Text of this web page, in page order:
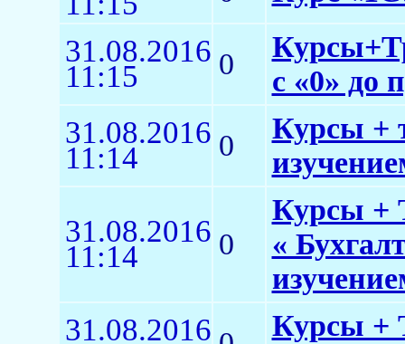
31.08.2016
11:15 0
с «0» до
31.08.2016
11:14 0
Курсы +
31.08.2016
11:14 0
Курсы +
«
31.08.2016
Курсы +